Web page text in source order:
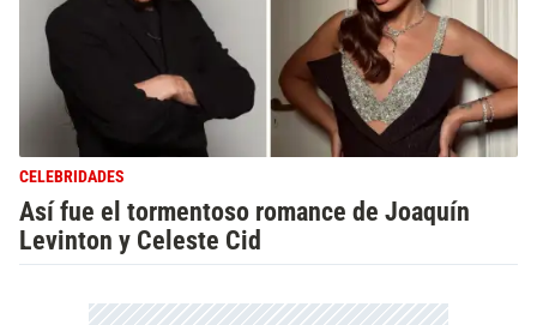
CELEBRIDADES
Así fue el tormentoso romance de Joaquín
Levinton y Celeste Cid